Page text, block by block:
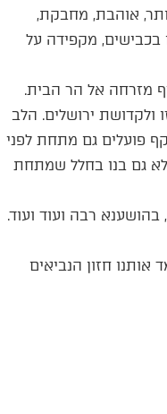
אוהבת, מחבקת,
בכבישים, מקפידה על
מזרחה אל הר הבית.
ירושלים. הלב
פועלים גם מתחת לפני
גם בנו בחלל שמתחת
בהושענא רבה ועוד ועוד.
חזון הנביאים